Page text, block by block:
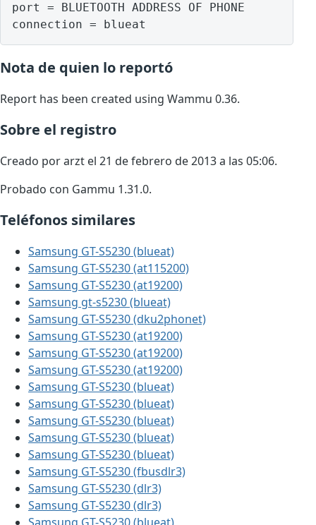
port = BLUETOOTH ADDRESS OF PHONE
Nota de quien lo reportó
Report has been created using Wammu 0.36.
Sobre el registro
Creado por arzt el 21 de febrero de 2013 a las 05:06.
Probado con Gammu 1.31.0.
Teléfonos similares
Samsung GT-S5230 (blueat)
Samsung GT-S5230 (at115200)
Samsung GT-S5230 (at19200)
Samsung gt-s5230 (blueat)
Samsung GT-S5230 (dku2phonet)
Samsung GT-S5230 (at19200)
Samsung GT-S5230 (at19200)
Samsung GT-S5230 (at19200)
Samsung GT-S5230 (blueat)
Samsung GT-S5230 (blueat)
Samsung GT-S5230 (blueat)
Samsung GT-S5230 (blueat)
Samsung GT-S5230 (blueat)
Samsung GT-S5230 (fbusdlr3)
Samsung GT-S5230 (dlr3)
Samsung GT-S5230 (dlr3)